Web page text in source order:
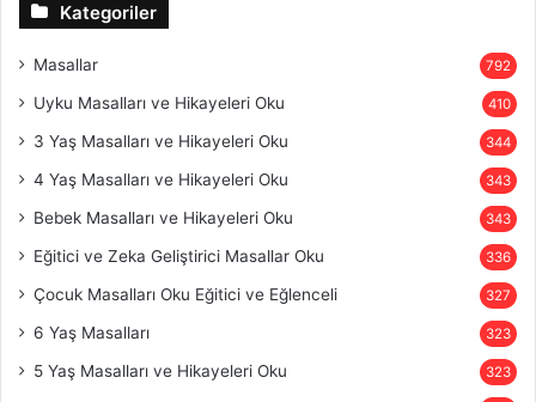
Kategoriler
Masallar 792
Uyku Masalları ve Hikayeleri Oku 410
3 Yaş Masalları ve Hikayeleri Oku 344
4 Yaş Masalları ve Hikayeleri Oku 343
Bebek Masalları ve Hikayeleri Oku 343
Eğitici ve Zeka Geliştirici Masallar Oku 336
Çocuk Masalları Oku Eğitici ve Eğlenceli 327
6 Yaş Masalları 323
5 Yaş Masalları ve Hikayeleri Oku 323